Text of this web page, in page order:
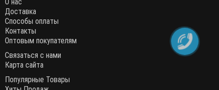
Доставка
Способы оплаты
Контакты
Оптовым покупателям
Связаться с нами
Карта сайта
Популярные Товары